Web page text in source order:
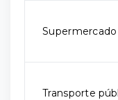
Supermercado
Transporte